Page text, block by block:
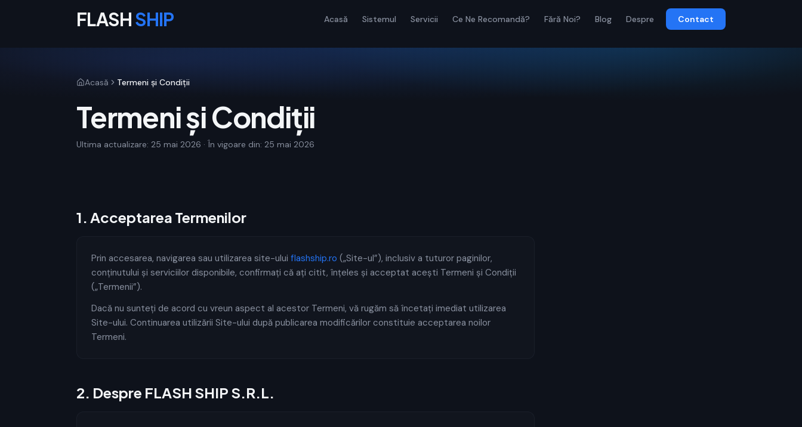
FLASHSHIP Acasă Sistemul Servicii Ce Ne Recomandă? Fără Noi? Blog Despre Contact
Acasă Termeni și Condiții
Termeni și Condiții
Ultima actualizare: 25 mai 2026 · În vigoare din: 25 mai 2026
1. Acceptarea Termenilor
Prin accesarea, navigarea sau utilizarea site-ului flashship.ro („Site-ul”), inclusiv a tuturor paginilor,
conținutului și serviciilor disponibile, confirmați că ați citit, înțeles și acceptat acești Termeni și Condiții
(„Termenii”).
Dacă nu sunteți de acord cu vreun aspect al acestor Termeni, vă rugăm să încetați imediat utilizarea
Site-ului. Continuarea utilizării Site-ului după publicarea modificărilor constituie acceptarea noilor
Termeni.
2. Despre FLASH SHIP S.R.L.